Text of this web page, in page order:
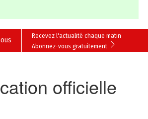
Recevez l'actualité chaque matin
Abonnez-vous gratuitement
officielle